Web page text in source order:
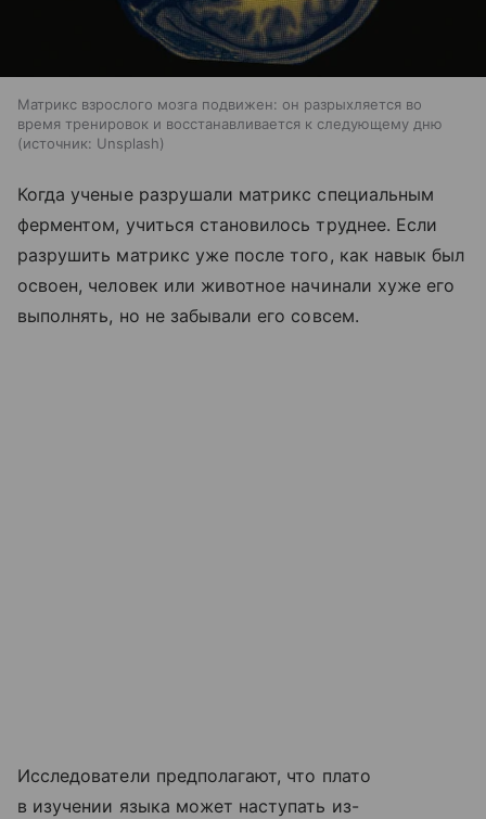
Матрикс взрослого мозга подвижен: он разрыхляется во
время тренировок и восстанавливается к следующему дню
источник: Unsplash
Когда ученые разрушали матрикс специальным
ферментом, учиться становилось труднее. Если
разрушить матрикс уже после того, как навык был
освоен, человек или животное начинали хуже его
выполнять, но не забывали его совсем.
Исследователи предполагают, что плато
в изучении языка может наступать из-